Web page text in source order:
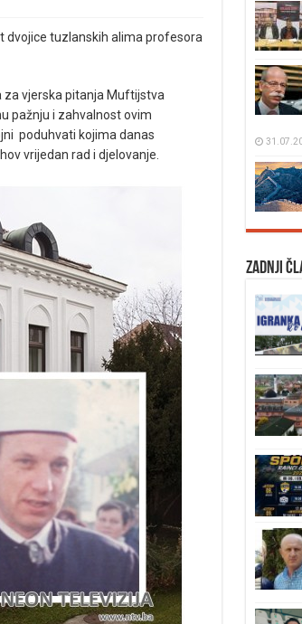
dvojice tuzlanskih alima profesora
za vjerska pitanja Muftijstva
pažnju i zahvalnost ovim
poduhvati kojima danas
vrijedan rad i djelovanje.
Zadnji